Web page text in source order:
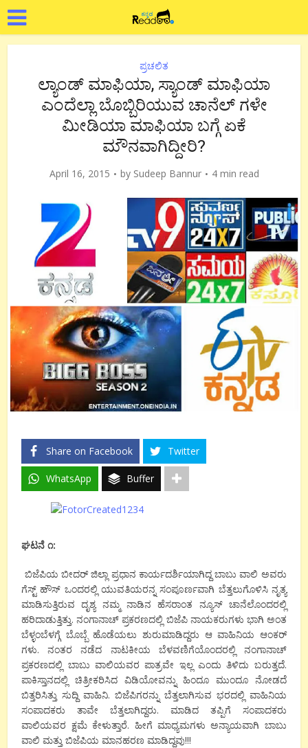
ಪ್ರಚಲಿತ
ಲ್ಯಾಂಡ್ ಮಾಫಿಯಾ, ಸ್ಯಾಂಡ್ ಮಾಫಿಯಾ
ಎಂದೆಲ್ಲಾ ಬೊಬ್ಬಿರಿಯುವ ಚಾನೆಲ್ ಗಳೇ
ಮೀಡಿಯಾ ಮಾಫಿಯಾ ಬಗ್ಗೆ ಏಕೆ
ಮೌನವಾಗಿದ್ದೀರಿ?
April 16, 2015 by Sudeep Bannur 4 min read
Share on Facebook Twitter
WhatsApp Buffer
ಘಟನೆ ೧:
ಬಿಜೆಪಿಯ ಬೀದರ್ ಜಿಲ್ಲಾ ಪ್ರಧಾನ ಕಾರ್ಯದರ್ಶಿಯಾಗಿದ್ದ ಬಾಬು ವಾಲಿ ಅವರು
ಗೆಸ್ಟ್ ಹೌಸ್ ಒಂದರಲ್ಲಿ ಯುವತಿಯರನ್ನ ಸಂಪೂರ್ಣವಾಗಿ ಬೆತ್ತಲುಗೊಳಿಸಿ ನೃತ್ಯ
ಮಾಡಿಸುತ್ತಿರುವ ದೃಶ್ಯ ನಮ್ಮ ನಾಡಿನ ಹೆಸರಾಂತ ನ್ಯೂಸ್ ಚಾನೆಲೊಂದರಲ್ಲಿ
ಹರಿದಾಡುತ್ತಿತ್ತು. ನಂಗಾನಾಚ್ ಪ್ರಕರಣದಲ್ಲಿ ಬಿಜೆಪಿ ನಾಯಕರುಗಳು ಭಾಗಿ ಅಂತ
ಬೆಳ್ಳಂಬೆಳಗ್ಗೆ ಬೊಬ್ಬೆ ಹೊಡೆಯಲು ಶುರುಮಾಡಿದ್ದರು ಆ ವಾಹಿನಿಯ ಆಂಕರ್
ಗಳು. ನಂತರ ನಡೆದ ನಾಟಕೀಯ ಬೆಳವಣಿಗೆಯೊಂದರಲ್ಲಿ ನಂಗಾನಾಚ್
ಪ್ರಕರಣದಲ್ಲಿ ಬಾಬು ವಾಲಿಯವರ ಪಾತ್ರವೇ ಇಲ್ಲ ಎಂದು ತಿಳಿದು ಬರುತ್ತದೆ.
ಪಾಕಿಸ್ತಾನದಲ್ಲಿ ಚಿತ್ರೀಕರಿಸಿದ ವಿಡಿಯೋವನ್ನು ಹಿಂದೂ ಮುಂದೂ ನೋಡದೆ
ಬಿತ್ತರಿಸಿತ್ತು ಸುದ್ದಿ ವಾಹಿನಿ. ಬಿಜೆಪಿಗರನ್ನು ಬೆತ್ತಲಾಗಿಸುವ ಭರದಲ್ಲಿ ವಾಹಿನಿಯ
ಸಂಪಾದಕರು ತಾವೇ ಬೆತ್ತಲಾಗಿದ್ದರು. ಮಾಡಿದ ತಪ್ಪಿಗೆ ಸಂಪಾದಕರು
ವಾಲಿಯವರ ಕ್ಷಮೆ ಕೇಳುತ್ತಾರೆ. ಹೀಗೆ ಮಾಧ್ಯಮಗಳು ಅನ್ಯಾಯವಾಗಿ ಬಾಬು
ವಾಲಿ ಮತ್ತು ಬಿಜೆಪಿಯ ಮಾನಹರಣ ಮಾಡಿದ್ದವು!!!